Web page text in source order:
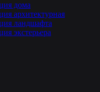
дома
архитектурная
ландшафта
экстерьера